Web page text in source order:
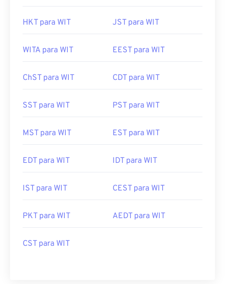
HKT para WIT JST para WIT
WITA para WIT EEST para WIT
ChST para WIT CDT para WIT
SST para WIT PST para WIT
MST para WIT EST para WIT
EDT para WIT IDT para WIT
IST para WIT CEST para WIT
PKT para WIT AEDT para WIT
CST para WIT